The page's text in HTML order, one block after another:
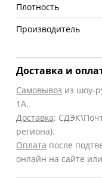
Плотность
Производитель
Доставка и
Самовывоз из шоу-
1А.
Доставка:
региона).
Оплата после
онлайн на сайте